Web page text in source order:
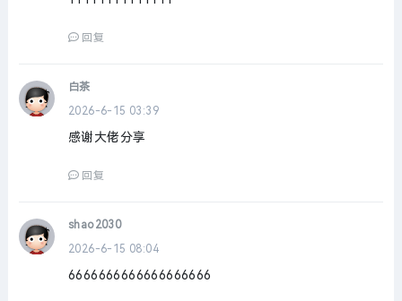
回复
白茶
2026-6-15 03:39
感谢大佬分享
回复
shao2030
2026-6-15 08:04
6666666666666666666